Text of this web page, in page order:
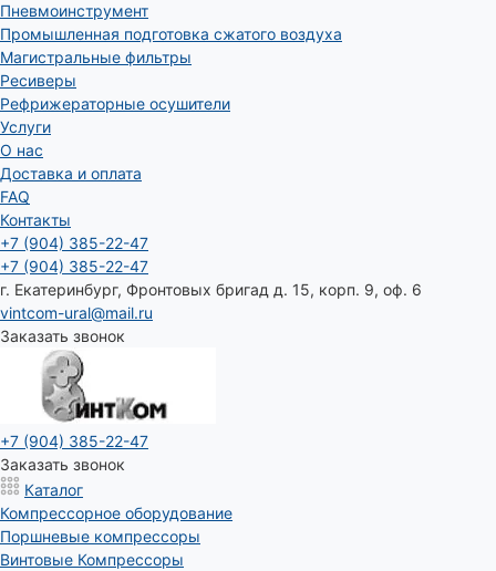
Пневмоинструмент
Промышленная подготовка сжатого воздуха
Магистральные фильтры
Ресиверы
Рефрижераторные осушители
Услуги
О нас
Доставка и оплата
FAQ
Контакты
+7 (904) 385-22-47
+7 (904) 385-22-47
г. Екатеринбург, Фронтовых бригад д. 15, корп. 9, оф. 6
vintcom-ural@mail.ru
Заказать звонок
+7 (904) 385-22-47
Заказать звонок
Каталог
Компрессорное оборудование
Поршневые компрессоры
Винтовые Компрессоры